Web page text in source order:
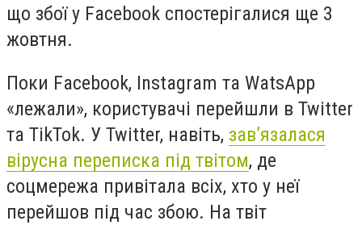
що збої у Facebook спостерігалися ще 3
жовтня.
Поки Facebook, Instagram та WatsApp
«лежали», користувачі перейшли в Twitter
та TikTok. У Twitter, навіть, зав’язалася
вірусна переписка під твітом, де
соцмережа привітала всіх, хто у неї
перейшов під час збою. На твіт